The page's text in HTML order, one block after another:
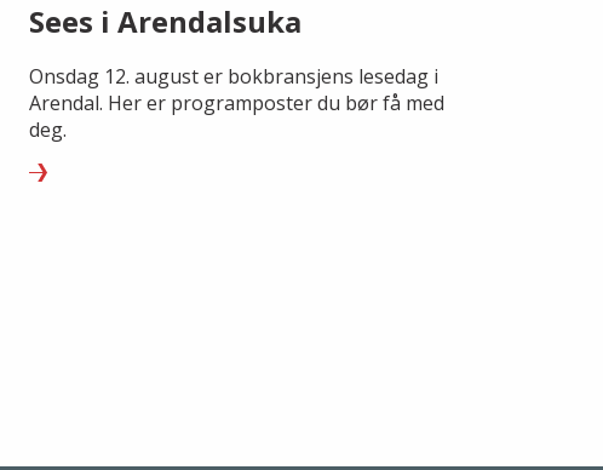
Sees i Arendalsuka
Onsdag 12. august er bokbransjens lesedag i
Arendal. Her er programposter du bør få med
deg.